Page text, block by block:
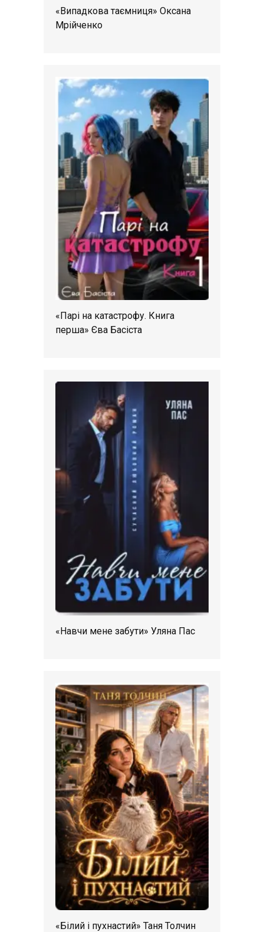
«Випадкова таємниця» Оксана
Мрійченко
«Парі на катастрофу. Книга
перша» Єва Басіста
«Навчи мене забути» Уляна Пас
«Білий і пухнастий» Таня Толчин